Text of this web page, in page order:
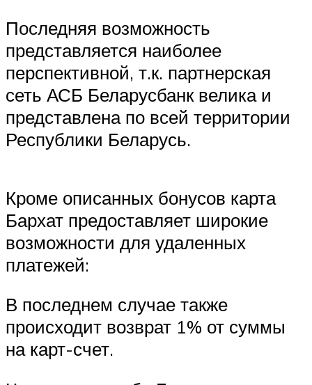
Последняя возможность
представляется наиболее
перспективной, т.к. партнерская
сеть АСБ Беларусбанк велика и
представлена по всей территории
Республики Беларусь.
Кроме описанных бонусов карта
Бархат предоставляет широкие
возможности для удаленных
платежей:
В последнем случае также
происходит возврат 1% от суммы
на карт-счет.